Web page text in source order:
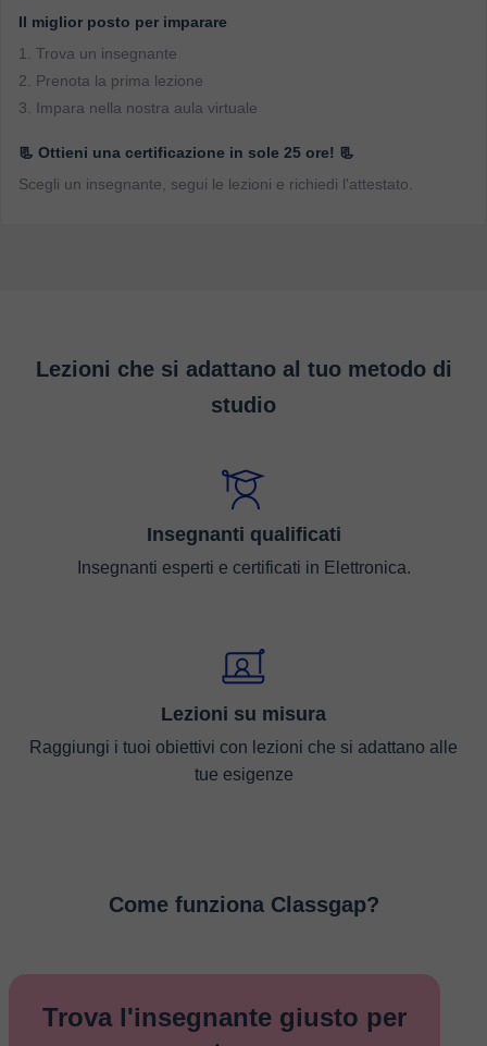
Il miglior posto per imparare
1. Trova un insegnante
2. Prenota la prima lezione
3. Impara nella nostra aula virtuale
📃 Ottieni una certificazione in sole 25 ore! 📃
Scegli un insegnante, segui le lezioni e richiedi l'attestato.
Lezioni che si adattano al tuo metodo di
studio
Insegnanti qualificati
Insegnanti esperti e certificati in Elettronica.
Lezioni su misura
Raggiungi i tuoi obiettivi con lezioni che si adattano alle
tue esigenze
Come funziona Classgap?
Trova l'insegnante giusto per